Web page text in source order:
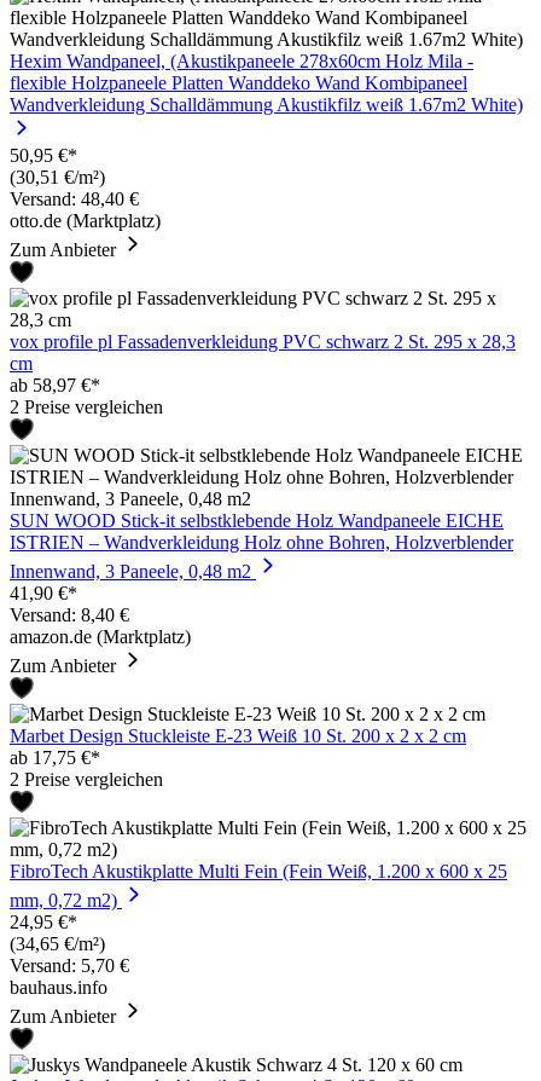
Hexim Wandpaneel, (Akustikpaneele 278x60cm Holz Mila -
flexible Holzpaneele Platten Wanddeko Wand Kombipaneel
Wandverkleidung Schalldämmung Akustikfilz weiß 1.67m2 White)
50,95 €*
(30,51 €/m²)
Versand: 48,40 €
otto.de (Marktplatz)
Zum Anbieter
vox profile pl Fassadenverkleidung PVC schwarz 2 St. 295 x 28,3
cm
ab 58,97 €*
2 Preise vergleichen
SUN WOOD Stick-it selbstklebende Holz Wandpaneele EICHE
ISTRIEN – Wandverkleidung Holz ohne Bohren, Holzverblender
Innenwand, 3 Paneele, 0,48 m2
41,90 €*
Versand: 8,40 €
amazon.de (Marktplatz)
Zum Anbieter
Marbet Design Stuckleiste E-23 Weiß 10 St. 200 x 2 x 2 cm
ab 17,75 €*
2 Preise vergleichen
FibroTech Akustikplatte Multi Fein (Fein Weiß, 1.200 x 600 x 25
mm, 0,72 m2)
24,95 €*
(34,65 €/m²)
Versand: 5,70 €
bauhaus.info
Zum Anbieter